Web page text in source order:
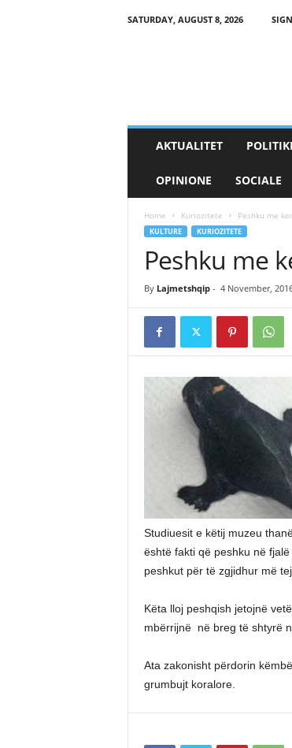
SATURDAY, AUGUST 8, 2026
AKTUALITET
OPINIONE SOCIALE
Home Kuriozitete Peshku me
KULTURE KURIOZITETE
Peshku me
By Lajmetshqip- 4 November,
Studiuesit e këtij muzeu
është fakti që peshku në
peshkut për të zgjidhur më
Këta lloj peshqish jetojnë
mbërrijnë në breg të shtyrë
Ata zakonisht përdorin
grumbujt koralore.